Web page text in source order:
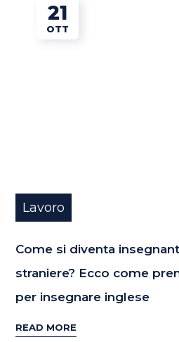
21
OTT
Lavoro
Come si diventa
straniere? Ecco come
per insegnare inglese
READ MORE